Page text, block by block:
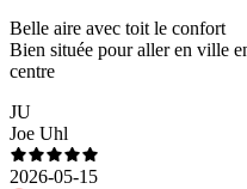
Belle aire avec toit le confort
Bien située pour aller en ville
centre
JU
Joe Uhl
2026-05-15